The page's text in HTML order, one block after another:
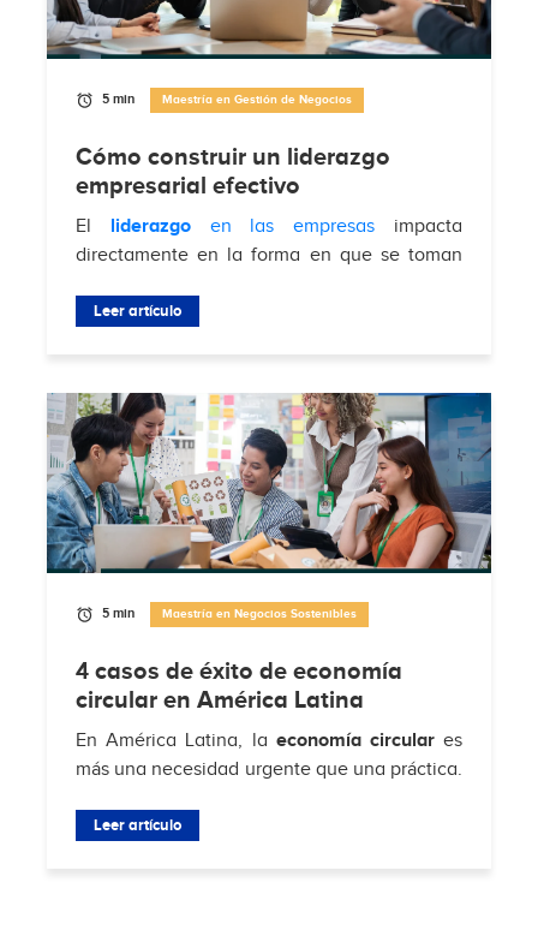
5 min Maestría en Gestión de Negocios
Cómo construir un liderazgo
empresarial efectivo
El liderazgoen las empresas impacta
directamente en la forma en que se toman
enfrentan desafíos del mercado. Según
Leer artículo
5 min Maestría en Negocios Sostenibles
4 casos de éxito de economía
circular en América Latina
En América Latina, la economía circulares
más una necesidad urgente que una práctica.
Residuos Sólidos Municipales
Leer artículo